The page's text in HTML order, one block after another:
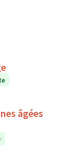
âgées